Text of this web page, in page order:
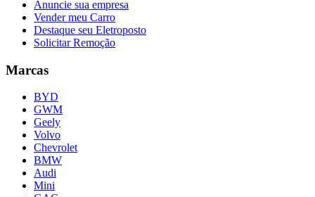
Anuncie sua empresa
Vender meu Carro
Destaque seu Eletroposto
Solicitar Remoção
Marcas
BYD
GWM
Geely
Volvo
Chevrolet
BMW
Audi
Mini